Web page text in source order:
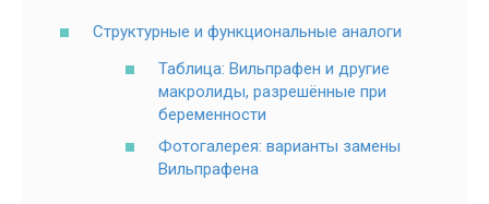
Структурные и функциональные аналоги
Таблица: Вильпрафен и другие
макролиды, разрешённые при
беременности
Фотогалерея: варианты замены
Вильпрафена